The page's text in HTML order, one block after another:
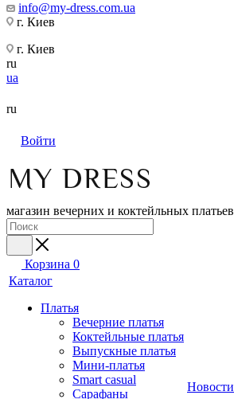
info@my-dress.com.ua
г. Киев
г. Киев
ru
ua
ru
Войти
магазин вечерних и коктейльных платьев
Корзина 0
Каталог
Платья
Вечерние платья
Коктейльные платья
Выпускные платья
Мини-платья
Smart casual
Сарафаны
Новости